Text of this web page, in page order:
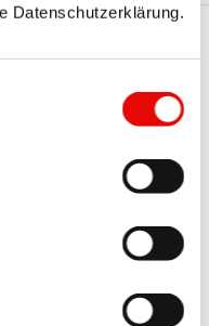
Datenschutzerklärung.